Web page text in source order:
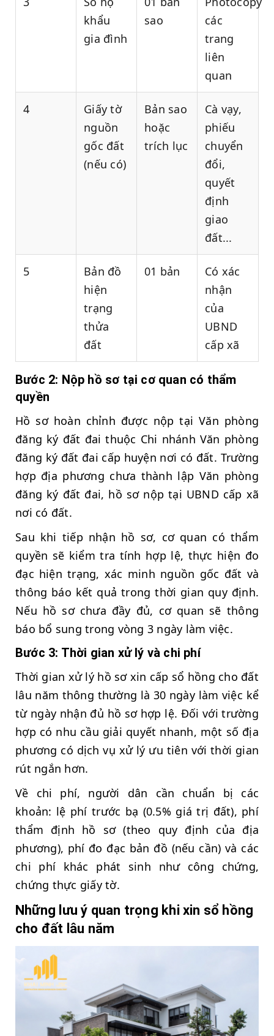
khẩu
gia đình
sao
các
trang
liên
quan
4
Giấy tờ
nguồn
gốc đất
(nếu có)
Bản sao
hoặc
trích lục
Cà vạy,
phiếu
chuyển
đổi,
quyết
định
giao
đất...
5
Bản đồ
hiện
trạng
thửa
đất
01 bản
Có xác
nhận
của
UBND
cấp xã
Bước 2: Nộp hồ sơ tại cơ quan có thẩm
quyền
Hồ sơ hoàn chỉnh được nộp tại Văn phòng
đăng ký đất đai thuộc Chi nhánh Văn phòng
đăng ký đất đai cấp huyện nơi có đất. Trường
hợp địa phương chưa thành lập Văn phòng
đăng ký đất đai, hồ sơ nộp tại UBND cấp xã
nơi có đất.
Sau khi tiếp nhận hồ sơ, cơ quan có thẩm
quyền sẽ kiểm tra tính hợp lệ, thực hiện đo
đạc hiện trạng, xác minh nguồn gốc đất và
thông báo kết quả trong thời gian quy định.
Nếu hồ sơ chưa đầy đủ, cơ quan sẽ thông
báo bổ sung trong vòng 3 ngày làm việc.
Bước 3: Thời gian xử lý và chi phí
Thời gian xử lý hồ sơ xin cấp sổ hồng cho đất
lâu năm thông thường là 30 ngày làm việc kể
từ ngày nhận đủ hồ sơ hợp lệ. Đối với trường
hợp có nhu cầu giải quyết nhanh, một số địa
phương có dịch vụ xử lý ưu tiên với thời gian
rút ngắn hơn.
Về chi phí, người dân cần chuẩn bị các
khoản: lệ phí trước bạ (0.5% giá trị đất), phí
thẩm định hồ sơ (theo quy định của địa
phương), phí đo đạc bản đồ (nếu cần) và các
chi phí khác phát sinh như công chứng,
chứng thực giấy tờ.
Những lưu ý quan trọng khi xin sổ hồng
cho đất lâu năm